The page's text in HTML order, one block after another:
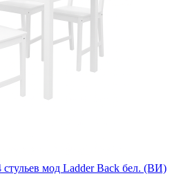
мод Ladder Back бел. (ВИ)